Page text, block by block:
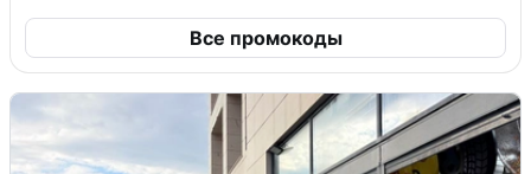
Все промокоды